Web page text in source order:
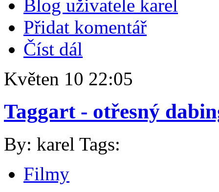
Blog uživatele karel
Přidat komentář
Číst dál
Květen 10 22:05
Taggart - otřesný
By: karel Tags:
Filmy